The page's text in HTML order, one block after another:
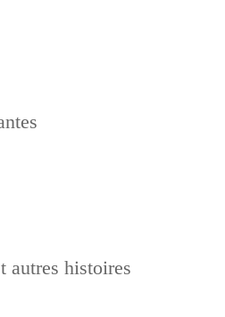
autres histoires